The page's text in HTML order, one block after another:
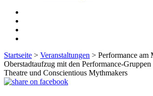
Startseite > Veranstaltungen > Performance am
Oberstadtaufzug mit den Performance-
Theatre und Conscientious Mythmakers